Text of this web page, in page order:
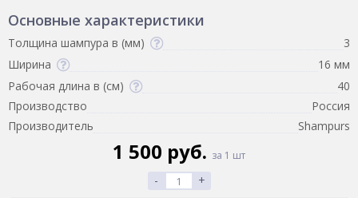
Основные характеристики
Толщина шампура в (мм)
3
Ширина
16 мм
Рабочая длина в (см)
40
Производство
Россия
Производитель
Shampurs
1 500 руб. за 1 шт
- +